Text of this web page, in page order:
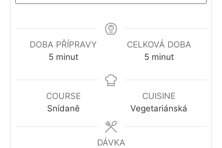
DOBA PŘÍPRAVY
5minutes
minut
CELKOVÁ DOBA
5minutes
minut
COURSE
Snídaně
CUISINE
Vegetariánská
DÁVKA